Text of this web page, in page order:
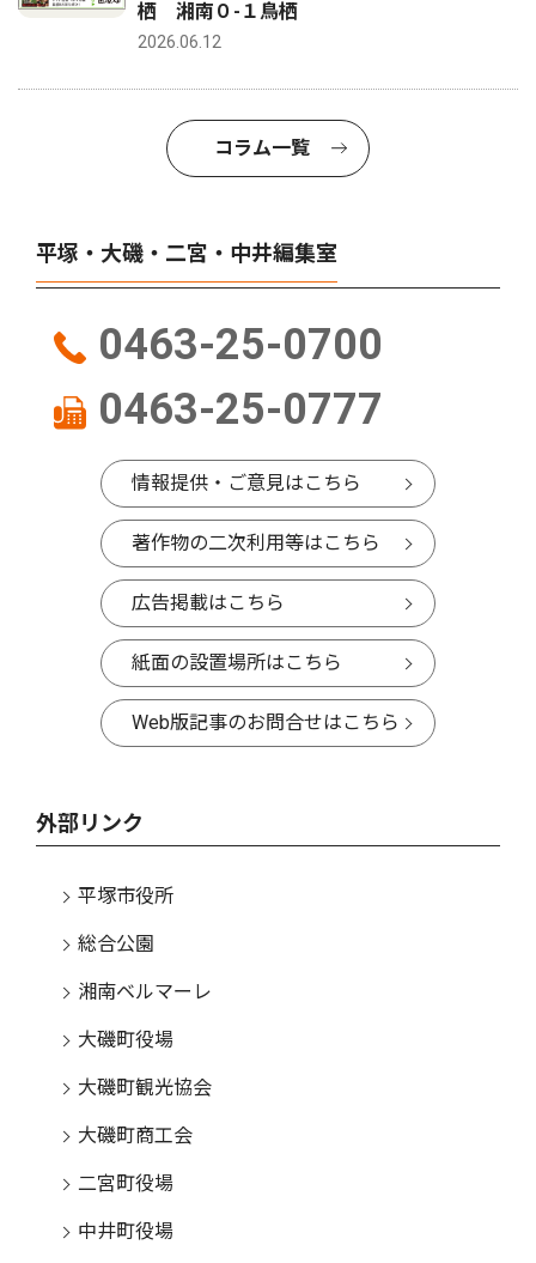
栖 湘南０-１鳥栖
2026.06.12
コラム一覧
平塚・大磯・二宮・中井編集室
0463-25-0700
0463-25-0777
情報提供・ご意見はこちら
著作物の二次利用等はこちら
広告掲載はこちら
紙面の設置場所はこちら
Web版記事のお問合せはこちら
外部リンク
平塚市役所
総合公園
湘南ベルマーレ
大磯町役場
大磯町観光協会
大磯町商工会
二宮町役場
中井町役場